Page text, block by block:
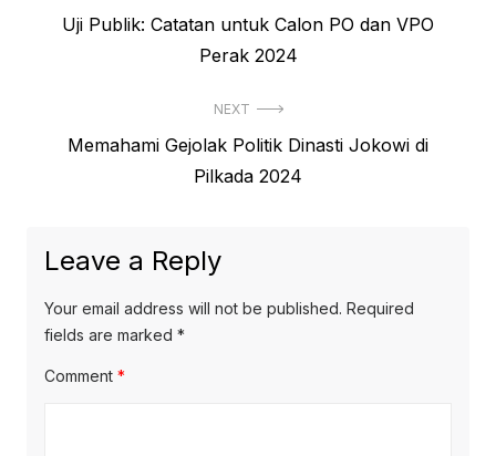
navigation
Previous
Uji Publik: Catatan untuk Calon PO dan VPO
Perak 2024
NEXT
NextMemahami Gejolak Politik Dinasti Jokowi di
Pilkada 2024
Leave a Reply
Your email address will not be published. Required
fields are marked *
Comment *